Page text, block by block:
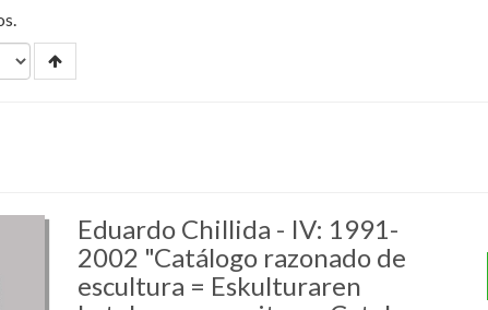
Eduardo Chillida - IV: 1991-
2002 "Catálogo razonado de
escultura = Eskulturaren